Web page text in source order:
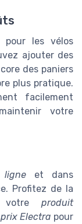
pour les vélos
ajouter des
des paniers
plus pratique.
facilement
votre
ligne et dans
Profitez de la
votre produit
prix Electra pour